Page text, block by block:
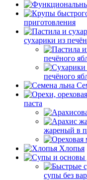
приготовления
сухарики из
печёного
печёного
паста
жареный в
Хлопья
супы без